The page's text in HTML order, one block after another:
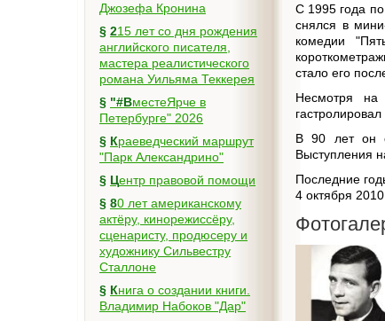
Джозефа Кронина
§ 215 лет со дня рождения
английского писателя,
мастера реалистического
романа Уильяма Теккерея
§ "#ВместеЯрче в
Петербурге" 2026
§ Краеведческий маршрут
"Парк Александрино"
§
Центр правовой помощи
§ 80 лет американскому
актёру, кинорежиссёру,
сценаристу, продюсеру и
художнику Сильвестру
Сталлоне
§ Книга о создании книги.
Владимир Набоков "Дар"
С 1995 года
снялся в
комедии
стало его
Несмотря на
В 90 лет он
Выступления
Последние
4 октября 2010